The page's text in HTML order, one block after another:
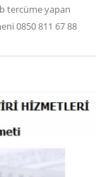
tercüme yapan
0850 811 67 88